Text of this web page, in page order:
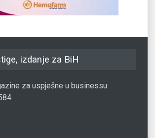
izdanje za BiH
za uspješne u businessu